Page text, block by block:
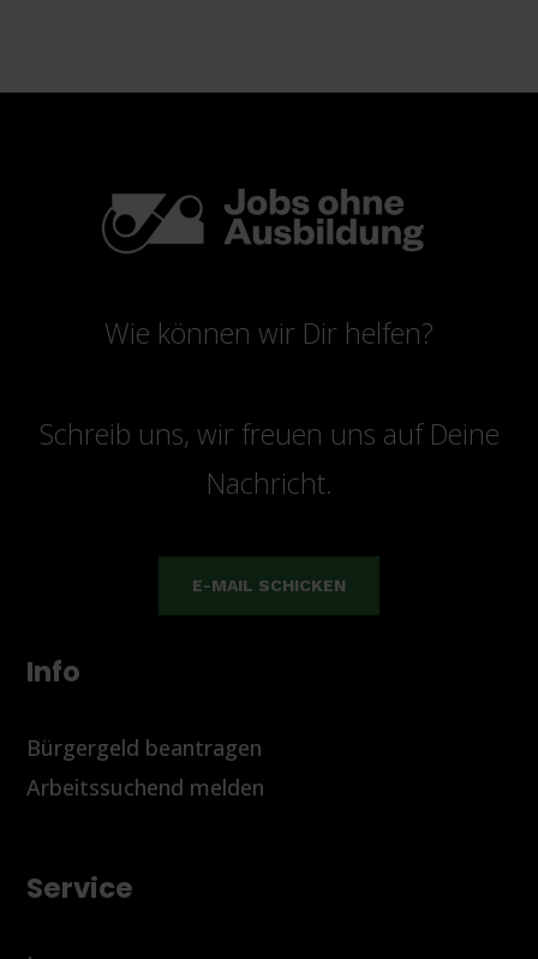
Wie können wir Dir helfen?
Schreib uns, wir freuen uns auf Deine
Nachricht.
E-MAIL SCHICKEN
Info
Bürgergeld beantragen
Arbeitssuchend melden
Service